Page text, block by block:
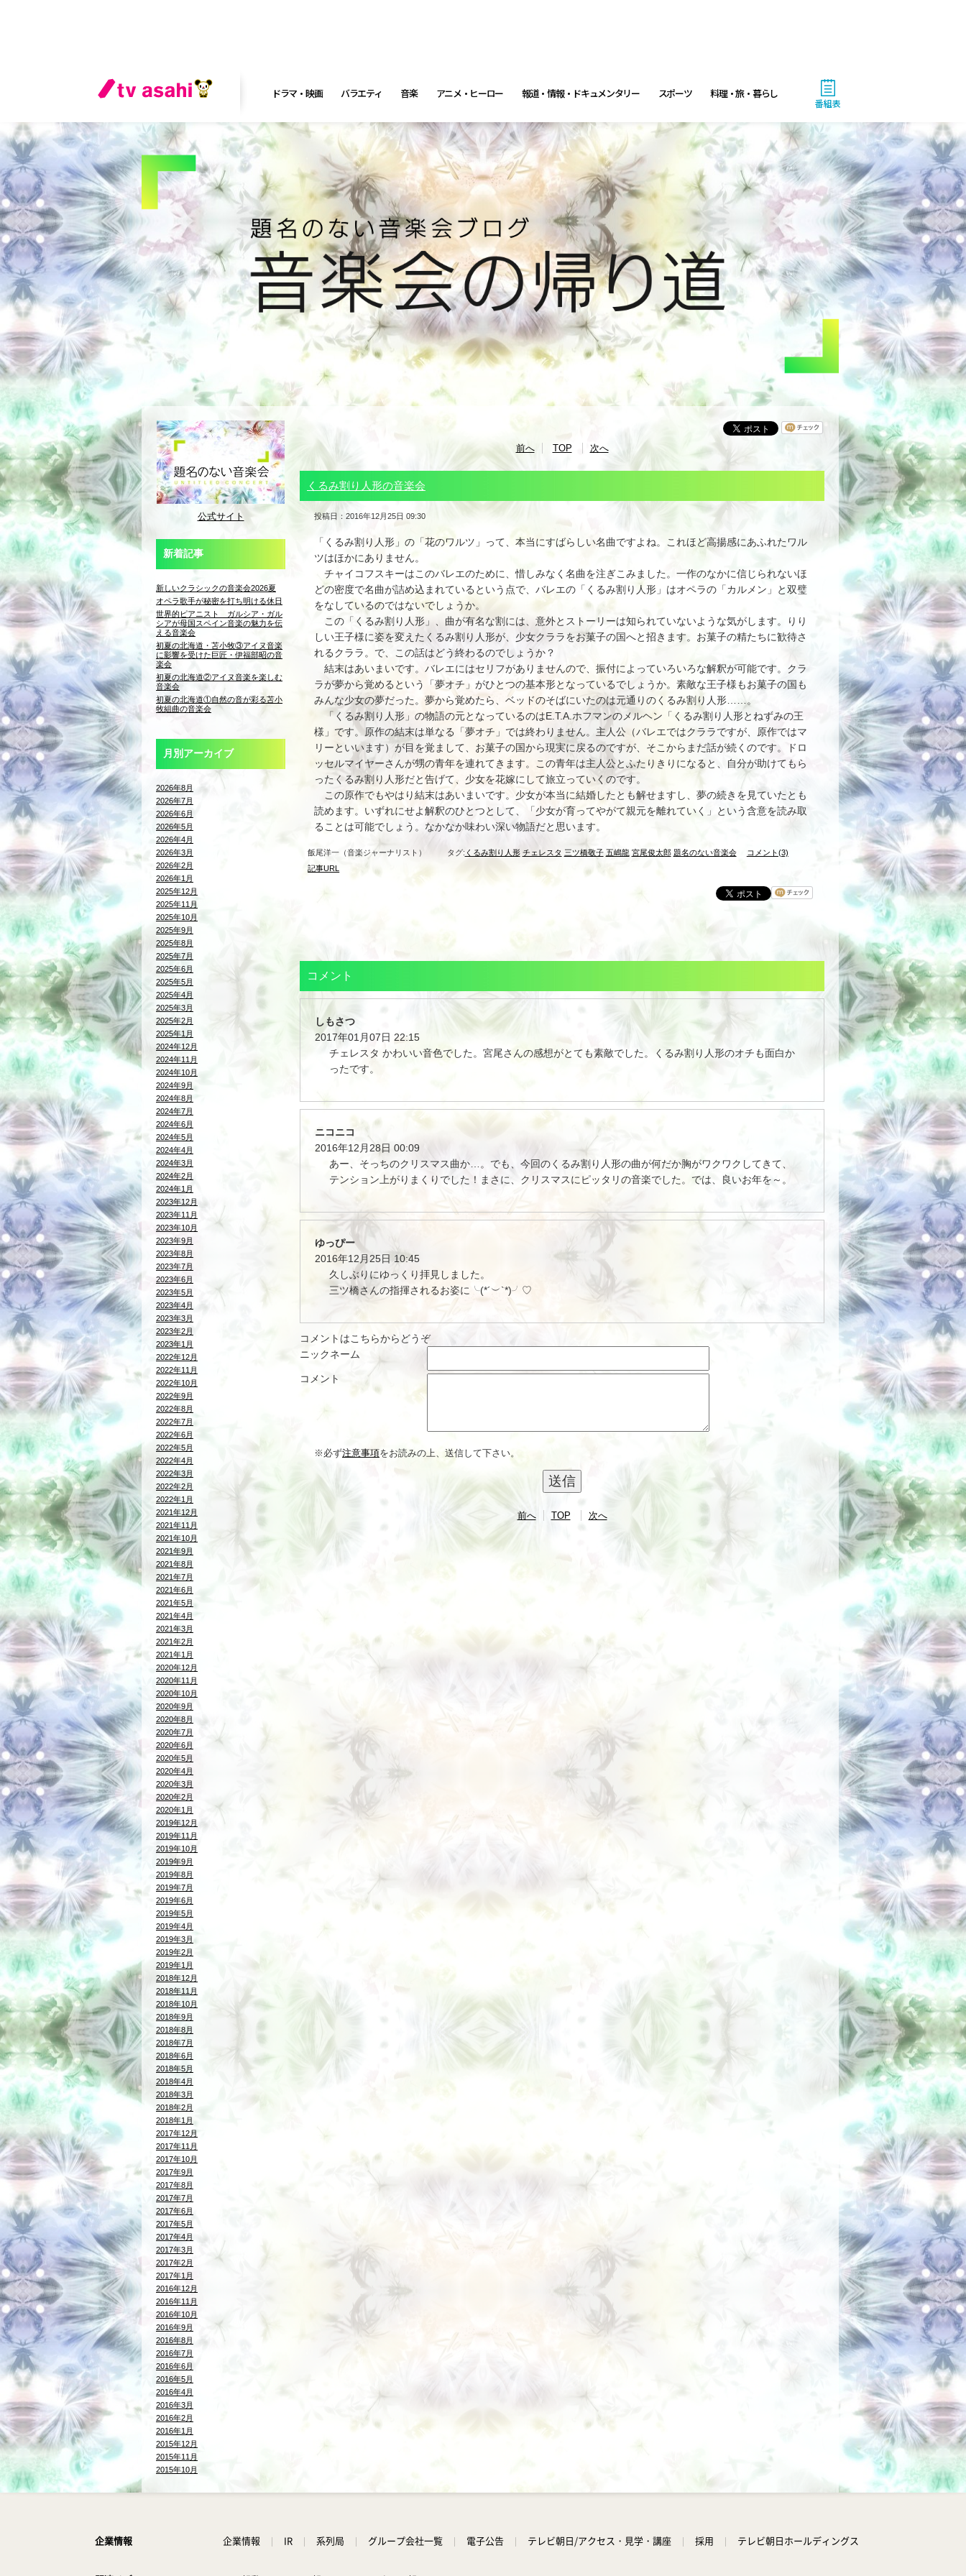
ドラマ・映画 バラエティ 音楽 アニメ・ヒーロー 報道・情報・ドキュメンタリー スポーツ 料理・旅・暮らし
番組表
公式サイト
新着記事
新しいクラシックの音楽会2026夏
オペラ歌手が秘密を打ち明ける休日
世界的ピアニスト ガルシア・ガル
シアが母国スペイン音楽の魅力を伝
える音楽会
初夏の北海道・苫小牧③アイヌ音楽
に影響を受けた巨匠・伊福部昭の音
楽会
初夏の北海道②アイヌ音楽を楽しむ
音楽会
初夏の北海道①自然の音が彩る苫小
牧組曲の音楽会
月別アーカイブ
2026年8月
2026年7月
2026年6月
2026年5月
2026年4月
2026年3月
2026年2月
2026年1月
2025年12月
2025年11月
2025年10月
2025年9月
2025年8月
2025年7月
2025年6月
2025年5月
2025年4月
2025年3月
2025年2月
2025年1月
2024年12月
2024年11月
2024年10月
2024年9月
2024年8月
2024年7月
2024年6月
2024年5月
2024年4月
2024年3月
2024年2月
2024年1月
2023年12月
2023年11月
2023年10月
2023年9月
2023年8月
2023年7月
2023年6月
2023年5月
2023年4月
2023年3月
2023年2月
2023年1月
2022年12月
2022年11月
2022年10月
2022年9月
2022年8月
2022年7月
2022年6月
2022年5月
2022年4月
2022年3月
2022年2月
2022年1月
2021年12月
2021年11月
2021年10月
2021年9月
2021年8月
2021年7月
2021年6月
2021年5月
2021年4月
2021年3月
2021年2月
2021年1月
2020年12月
2020年11月
2020年10月
2020年9月
2020年8月
2020年7月
2020年6月
2020年5月
2020年4月
2020年3月
2020年2月
2020年1月
2019年12月
2019年11月
2019年10月
2019年9月
2019年8月
2019年7月
2019年6月
2019年5月
2019年4月
2019年3月
2019年2月
2019年1月
2018年12月
2018年11月
2018年10月
2018年9月
2018年8月
2018年7月
2018年6月
2018年5月
2018年4月
2018年3月
2018年2月
2018年1月
2017年12月
2017年11月
2017年10月
2017年9月
2017年8月
2017年7月
2017年6月
2017年5月
2017年4月
2017年3月
2017年2月
2017年1月
2016年12月
2016年11月
2016年10月
2016年9月
2016年8月
2016年7月
2016年6月
2016年5月
2016年4月
2016年3月
2016年2月
2016年1月
2015年12月
2015年11月
2015年10月
前へ TOP 次へ
くるみ割り人形の音楽会
投稿日：2016年12月25日 09:30
「くるみ割り人形」の「花のワルツ」って、本当にすばらしい名曲ですよね。これほど高揚感にあふれたワル
ツはほかにありません。
チャイコフスキーはこのバレエのために、惜しみなく名曲を注ぎこみました。一作のなかに信じられないほ
どの密度で名曲が詰め込まれているという点で、バレエの「くるみ割り人形」はオペラの「カルメン」と双璧
をなしているのではないでしょうか。
この「くるみ割り人形」、曲が有名な割には、意外とストーリーは知られていないような気がします。りり
しい王子様に姿を変えたくるみ割り人形が、少女クララをお菓子の国へと招きます。お菓子の精たちに歓待さ
れるクララ。で、この話はどう終わるのでしょうか？
結末はあいまいです。バレエにはセリフがありませんので、振付によっていろいろな解釈が可能です。クラ
ラが夢から覚めるという「夢オチ」がひとつの基本形となっているでしょうか。素敵な王子様もお菓子の国も
みんな少女の夢だった。夢から覚めたら、ベッドのそばにいたのは元通りのくるみ割り人形……。
「くるみ割り人形」の物語の元となっているのはE.T.A.ホフマンのメルヘン「くるみ割り人形とねずみの王
様」です。原作の結末は単なる「夢オチ」では終わりません。主人公（バレエではクララですが、原作ではマ
リーといいます）が目を覚まして、お菓子の国から現実に戻るのですが、そこからまだ話が続くのです。ドロ
ッセルマイヤーさんが甥の青年を連れてきます。この青年は主人公とふたりきりになると、自分が助けてもら
ったくるみ割り人形だと告げて、少女を花嫁にして旅立っていくのです。
この原作でもやはり結末はあいまいです。少女が本当に結婚したとも解せますし、夢の続きを見ていたとも
読めます。いずれにせよ解釈のひとつとして、「少女が育ってやがて親元を離れていく」という含意を読み取
ることは可能でしょう。なかなか味わい深い物語だと思います。
飯尾洋一（音楽ジャーナリスト） タグ: くるみ割り人形 チェレスタ 三ツ橋敬子 五嶋龍 宮尾俊太郎 題名のない音楽会
コメント(3)
記事URL
コメント
しもさつ
2017年01月07日 22:15
チェレスタ かわいい音色でした。宮尾さんの感想がとても素敵でした。くるみ割り人形のオチも面白か
ったです。
ニコニコ
2016年12月28日 00:09
あー、そっちのクリスマス曲か…。でも、今回のくるみ割り人形の曲が何だか胸がワクワクしてきて、
テンション上がりまくりでした！まさに、クリスマスにピッタリの音楽でした。では、良いお年を～。
ゆっぴー
2016年12月25日 10:45
久しぶりにゆっくり拝見しました。
三ツ橋さんの指揮されるお姿に╰(*´︶`*)╯♡
コメントはこちらからどうぞ
ニックネーム
コメント
※必ず注意事項をお読みの上、送信して下さい。
前へ TOP 次へ
企業情報 企業情報 IR 系列局 グループ会社一覧 電子公告 テレビ朝日/アクセス・見学・講座 採用 テレビ朝日ホールディングス